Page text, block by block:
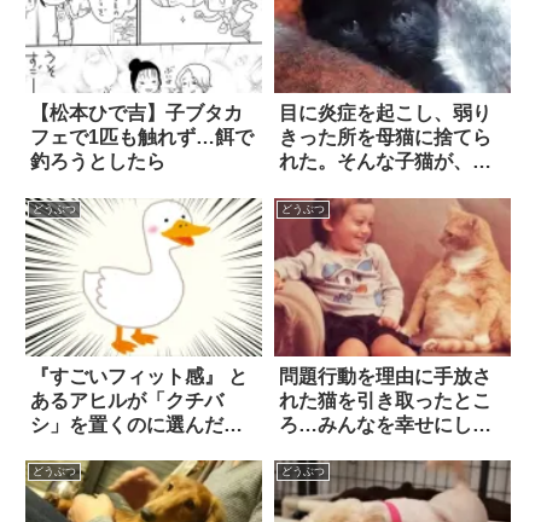
【松本ひで吉】子ブタカ
フェで1匹も触れず…餌で
釣ろうとしたら
目に炎症を起こし、弱り
きった所を母猫に捨てら
れた。そんな子猫が、や
どうぶつ
『すごいフィット感』 と
あるアヒルが「クチバ
シ」を置くのに選んだ場
どうぶつ
問題行動を理由に手放さ
れた猫を引き取ったとこ
ろ…みんなを幸せにして
どうぶつ どうぶつ